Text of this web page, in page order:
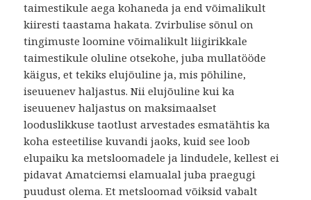
taimestikule aega kohaneda ja end võimalikult
kiiresti taastama hakata. Zvirbulise sõnul on
tingimuste loomine võimalikult liigirikkale
taimestikule oluline otsekohe, juba mullatööde
käigus, et tekiks elujõuline ja, mis põhiline,
iseuuenev haljastus. Nii elujõuline kui ka
iseuuenev haljastus on maksimaalset
looduslikkuse taotlust arvestades esmatähtis ka
koha esteetilise kuvandi jaoks, kuid see loob
elupaiku ka metsloomadele ja lindudele, kellest ei
pidavat Amatciemsi elamualal juba praegugi
puudust olema. Et metsloomad võiksid vabalt